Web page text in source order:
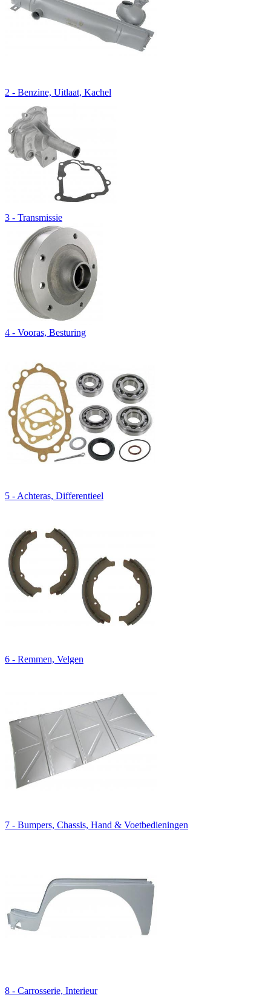
2 - Benzine, Uitlaat, Kachel
3 - Transmissie
4 - Vooras, Besturing
5 - Achteras, Differentieel
6 - Remmen, Velgen
7 - Bumpers, Chassis, Hand & Voetbedieningen
8 - Carrosserie, Interieur